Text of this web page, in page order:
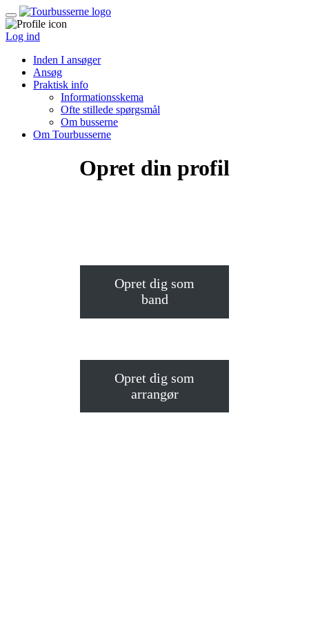
Log ind
Inden I ansøger
Ansøg
Praktisk info
Informationsskema
Ofte stillede spørgsmål
Om busserne
Om Tourbusserne
Opret din profil
Opret dig som
band
Opret dig som
arrangør